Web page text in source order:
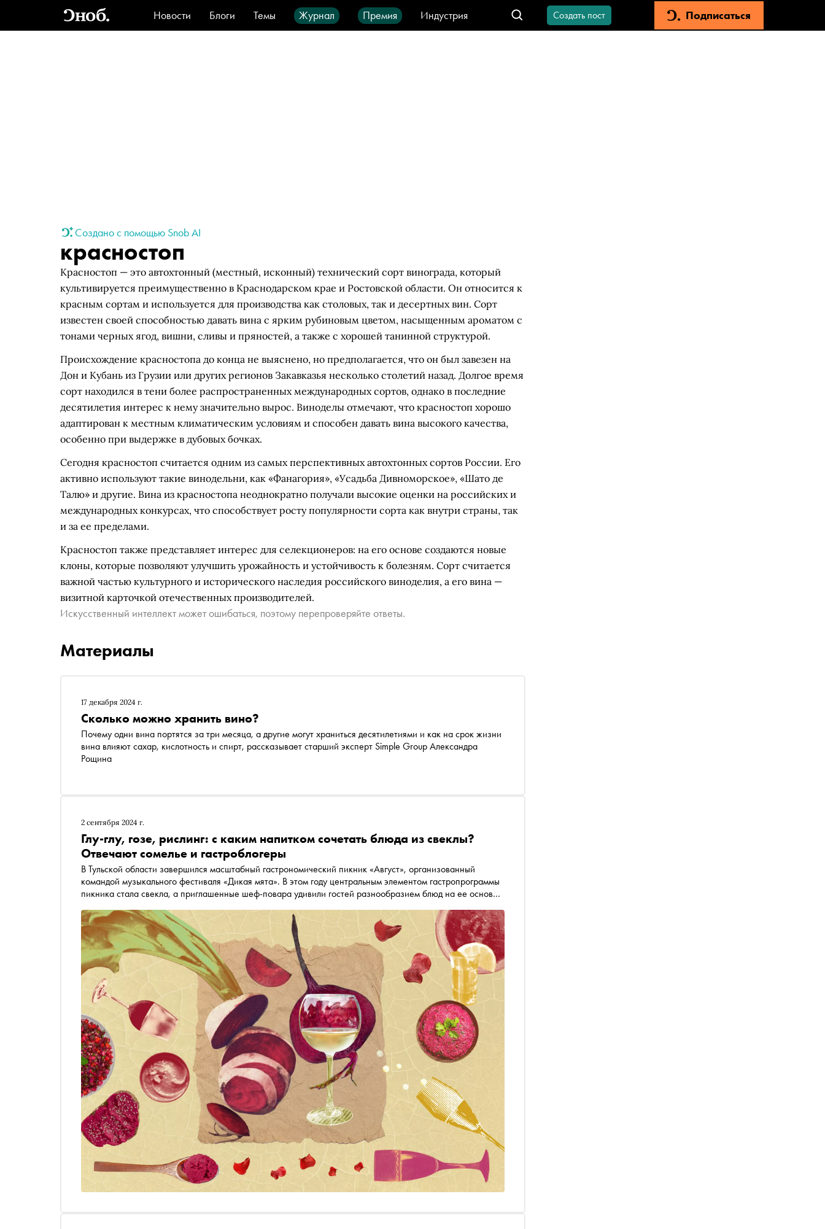
Новости Блоги Темы Журнал Премия
Индустрия
Стиль
Видео Город IT-продукты
Создать пост Подписаться
Создано с помощью Snob AI
красностоп
Красностоп — это автохтонный (местный, исконный) технический сорт винограда, который
культивируется преимущественно в Краснодарском крае и Ростовской области. Он относится к
красным сортам и используется для производства как столовых, так и десертных вин. Сорт
известен своей способностью давать вина с ярким рубиновым цветом, насыщенным ароматом с
тонами черных ягод, вишни, сливы и пряностей, а также с хорошей танинной структурой.
Происхождение красностопа до конца не выяснено, но предполагается, что он был завезен на
Дон и Кубань из Грузии или других регионов Закавказья несколько столетий назад. Долгое время
сорт находился в тени более распространенных международных сортов, однако в последние
десятилетия интерес к нему значительно вырос. Виноделы отмечают, что красностоп хорошо
адаптирован к местным климатическим условиям и способен давать вина высокого качества,
особенно при выдержке в дубовых бочках.
Сегодня красностоп считается одним из самых перспективных автохтонных сортов России. Его
активно используют такие винодельни, как «Фанагория», «Усадьба Дивноморское», «Шато де
Талю» и другие. Вина из красностопа неоднократно получали высокие оценки на российских и
международных конкурсах, что способствует росту популярности сорта как внутри страны, так
и за ее пределами.
Красностоп также представляет интерес для селекционеров: на его основе создаются новые
клоны, которые позволяют улучшить урожайность и устойчивость к болезням. Сорт считается
важной частью культурного и исторического наследия российского виноделия, а его вина —
визитной карточкой отечественных производителей.
Искусственный интеллект может ошибаться, поэтому перепроверяйте ответы.
Материалы
17 декабря 2024 г.
Сколько можно хранить вино?
Почему одни вина портятся за три месяца, а другие могут храниться десятилетиями и как на срок жизни
вина влияют сахар, кислотность и спирт, рассказывает старший эксперт Simple Group Александра
Рощина
2 сентября 2024 г.
Глу-глу, гозе, рислинг: с каким напитком сочетать блюда из свеклы?
Отвечают сомелье и гастроблогеры
В Тульской области завершился масштабный гастрономический пикник «Август», организованный
командой музыкального фестиваля «Дикая мята». В этом году центральным элементом гастропрограммы
пикника стала свекла, а приглашенные шеф-повара удивили гостей разнообразием блюд на ее основе.
напитки — профессиональные сомелье и гастроблогеры предложили лучшие сочетания